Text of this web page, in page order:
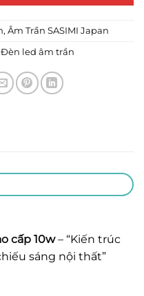
, Âm Trần SASIMI Japan
Đèn led âm trần
cấp 10w– “Kiến trúc
sáng nội thất”